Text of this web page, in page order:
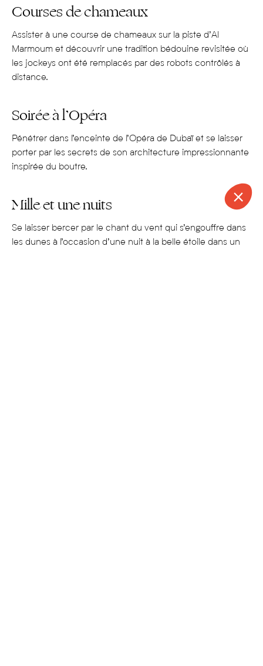
Courses de chameaux
Assister à une course de chameaux sur la piste d’Al
Marmoum et découvrir une tradition bédouine revisitée où
les jockeys ont été remplacés par des robots contrôlés à
distance.
Soirée à l’Opéra
Pénétrer dans l’enceinte de l’Opéra de Dubaïet se laisser
porter par les secrets de son architecture impressionnante
inspirée du boutre.
Mille et une nuits
Se laisser bercer par le chant du vent qui s’engouffre dans
les dunes à l’occasion d’une nuit à la belle étoile dans un